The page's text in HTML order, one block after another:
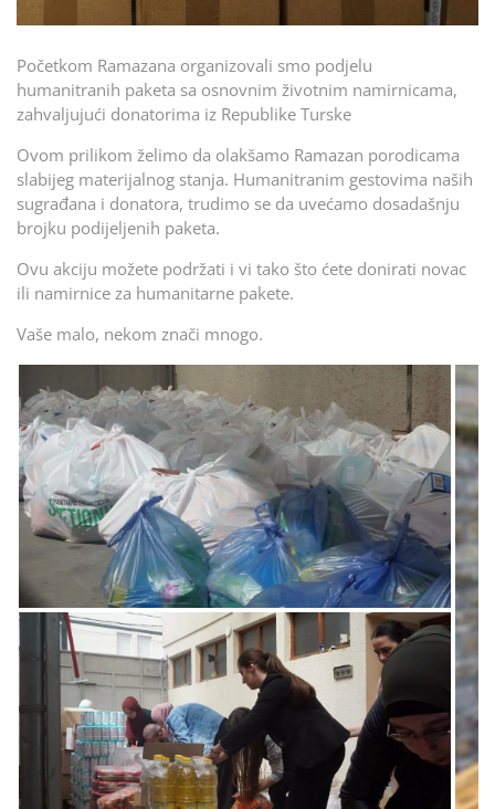
Početkom Ramazana organizovali smo podjelu
humanitranih paketa sa osnovnim životnim namirnicama,
zahvaljujući donatorima iz Republike Turske
Ovom prilikom želimo da olakšamo Ramazan porodicama
slabijeg materijalnog stanja. Humanitranim gestovima naših
sugrađana i donatora, trudimo se da uvećamo dosadašnju
brojku podijeljenih paketa.
Ovu akciju možete podržati i vi tako što ćete donirati novac
ili namirnice za humanitarne pakete.
Vaše malo, nekom znači mnogo.